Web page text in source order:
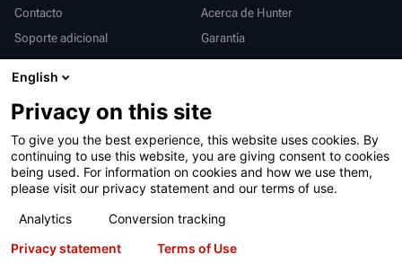
Contacto
Acerca de Hunter
Soporte adicional
Garantía
Internacional
Ventas y servicio
Condiciones de uso Declaración de privacidad
English
Privacy on this site
To give you the best experience, this website uses cookies. By
continuing to use this website, you are giving consent to cookies
being used. For information on cookies and how we use them,
please visit our privacy statement and our terms of use.
Analytics
Conversion tracking
Privacy statement
Terms of Use